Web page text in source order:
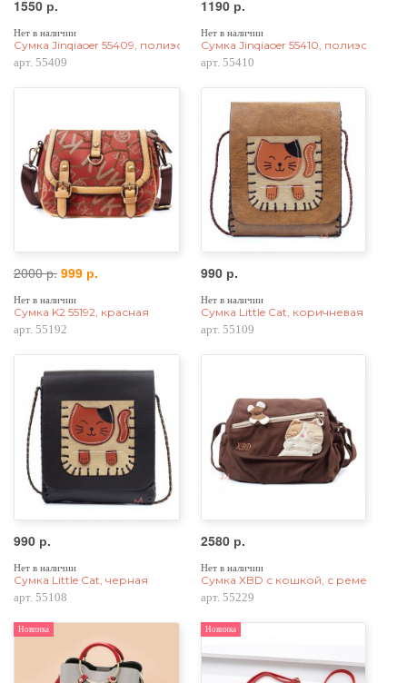
1550 р.
Нет в наличии
Сумка Jinqiaoer 55409, полиэстер, темно-синяя
арт. 55409
1190 р.
Нет в наличии
Сумка Jinqiaoer 55410, полиэстер,
арт. 55410
2000 р. 999 р.
Нет в наличии
Сумка K2 55192, красная
арт. 55192
990 р.
Нет в наличии
Сумка Little Cat, коричневая
арт. 55109
990 р.
Нет в наличии
Сумка Little Cat, черная
арт. 55108
2580 р.
Нет в наличии
Сумка XBD с кошкой, с ремешком
арт. 55229
Новинка Новинка